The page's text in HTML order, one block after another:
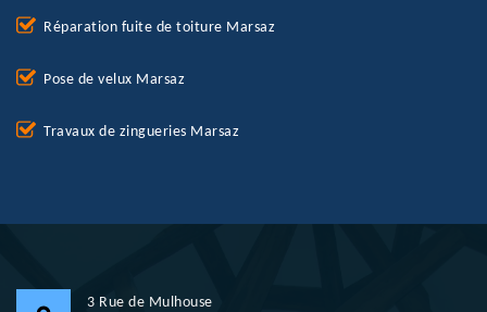
Réparation fuite de toiture Marsaz
Pose de velux Marsaz
Travaux de zingueries Marsaz
3 Rue de Mulhouse